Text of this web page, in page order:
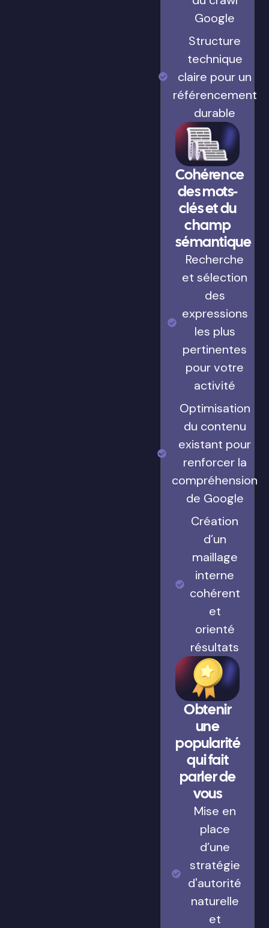
Google
Structure
technique
claire pour un
référencement
durable
Cohérence
des mots-
clés et du
champ
sémantique
Recherche
et sélection
des
expressions
les plus
pertinentes
pour votre
activité
Optimisation
du contenu
existant pour
renforcer la
compréhension
de Google
Création
d’un
maillage
interne
cohérent
et
orienté
résultats
Obtenir
une
popularité
qui fait
parler de
vous
Mise en
place
d’une
stratégie
d'autorité
naturelle
et